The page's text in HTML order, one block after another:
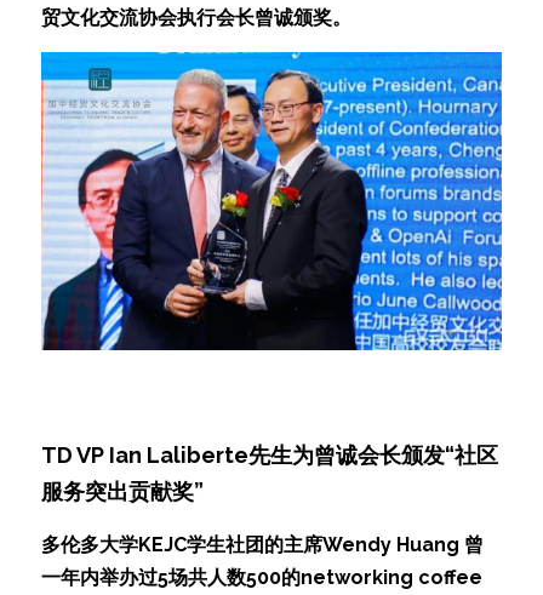
贸文化交流协会执行会长曾诚颁奖。
TD VP Ian Laliberte先生为曾诚会长颁发“社区
服务突出贡献奖”
多伦多大学KEJC学生社团的主席Wendy Huang 曾
一年内举办过5场共人数500的networking coffee